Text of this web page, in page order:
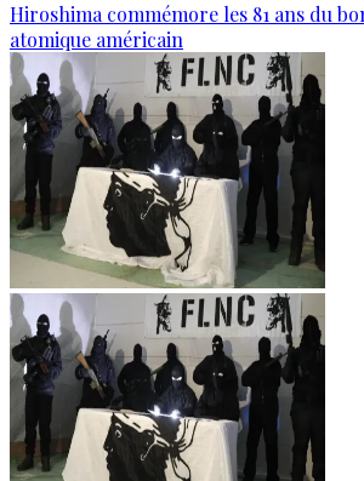
Hiroshima commémore les 81 ans du
atomique américain